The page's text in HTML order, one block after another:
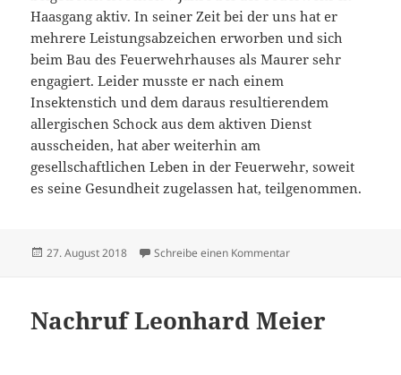
Haasgang aktiv. In seiner Zeit bei der uns hat er
mehrere Leistungsabzeichen erworben und sich
beim Bau des Feuerwehrhauses als Maurer sehr
engagiert. Leider musste er nach einem
Insektenstich und dem daraus resultierendem
allergischen Schock aus dem aktiven Dienst
ausscheiden, hat aber weiterhin am
gesellschaftlichen Leben in der Feuerwehr, soweit
es seine Gesundheit zugelassen hat, teilgenommen.
Veröffentlicht
27. August 2018 Schreibe einen Kommentarzu Nachruf Wilhelm
Nachruf Leonhard Meier